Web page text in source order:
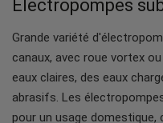
Électropompes
Grande variété
canaux, avec roue vortex
eaux claires, des eaux
abrasifs. Les
pour un usage domestique,